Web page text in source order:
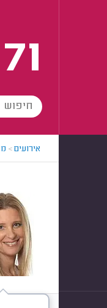
אירועים>